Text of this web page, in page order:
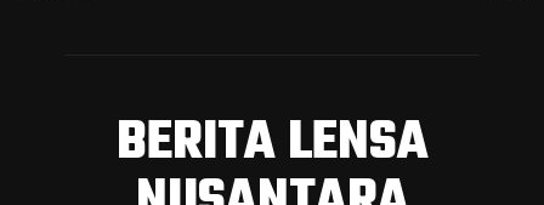
BERITA LENSA